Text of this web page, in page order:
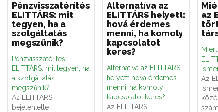
Pénzvisszatérítés
ELITTÁRS: mit
tegyen, ha a
szolgáltatás
megszűnik?
Pénzvisszatérítés
ELITTÁRS: mit tegyen, ha
a szolgáltatás
megszűnik?
Az ELITTÁRS
bejelentette
Alternatíva az
ELITTÁRS helyett:
hová érdemes
menni, ha komoly
kapcsolatot
keres?
Alternatíva az ELITTÁRS
helyett: hová érdemes
menni, ha komoly
kapcsolatot keres?
Az ELITTÁRS
az
Az